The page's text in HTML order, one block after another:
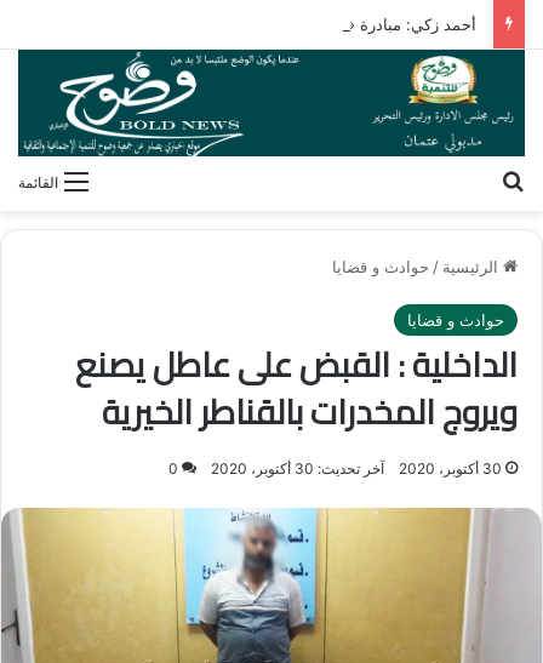
أحمد زكي: مبادرة «مصر تنطلق بالتصدير» تدعم نمو الصادرات
القائمة
الرئيسية / حوادث و قضايا
حوادث و قضايا
الداخلية : القبض على عاطل يصنع
ويروج المخدرات بالقناطر الخيرية
30 أكتوبر، 2020 آخر تحديث: 30 أكتوبر، 2020 0